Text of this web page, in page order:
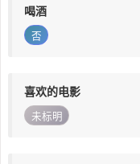
喝酒
否
喜欢的电影
未标明